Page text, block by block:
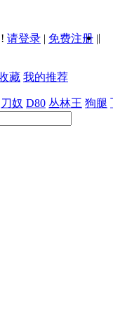
请登录 | 免费注册 ||
藏 我的推荐
刀奴 D80 丛林王 狗腿